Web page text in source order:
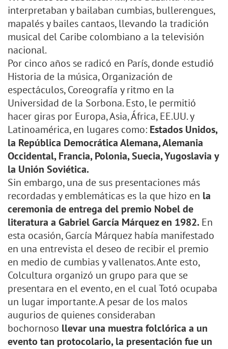
interpretaban y bailaban cumbias, bullerengues,
mapalés y bailes cantaos, llevando la tradición
musical del Caribe colombiano a la televisión
nacional.
Por cinco años se radicó en París, donde estudió
Historia de la música, Organización de
espectáculos, Coreografía y ritmo en la
Universidad de la Sorbona. Esto, le permitió
hacer giras por Europa, Asia, África, EE.UU. y
Latinoamérica, en lugares como: Estados Unidos,
la República Democrática Alemana, Alemania
Occidental, Francia, Polonia, Suecia, Yugoslavia y
la Unión Soviética.
Sin embargo, una de sus presentaciones más
recordadas y emblemáticas es la que hizo en la
ceremonia de entrega del premio Nobel de
literatura a Gabriel García Márquez en 1982. En
esta ocasión, García Márquez había manifestado
en una entrevista el deseo de recibir el premio
en medio de cumbias y vallenatos. Ante esto,
Colcultura organizó un grupo para que se
presentara en el evento, en el cual Totó ocupaba
un lugar importante. A pesar de los malos
augurios de quienes consideraban
bochornoso llevar una muestra folclórica a un
evento tan protocolario, la presentación fue un